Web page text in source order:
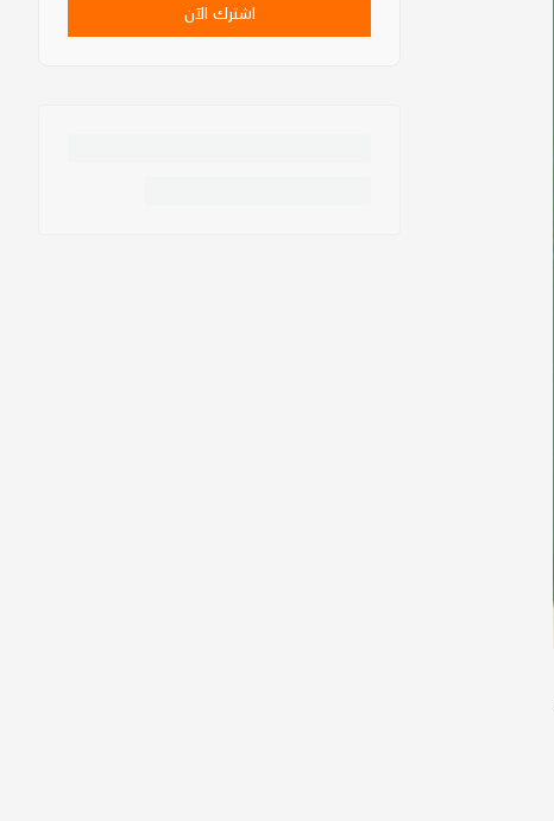
اشترك الآن